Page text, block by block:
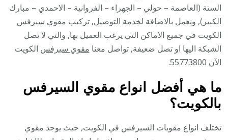
الستة (العاصمة – حولي – الجهراء – الفروانية – الاحمدي – مبارك
الكبير), ونعمل بالاضافة لخدمة التوصيل, تركيب مقوي سيرفس
الكويت في جميع الاماكن التي يرغب العميل بها, والتي لا تصل
الشبكة اليها او تصل ضعيفة, تواصل معنا مقوي سيرفس الكويت
الآن 55773800.
ما هي أفضل انواع مقوي السيرفس
بالكويت؟
تختلف انواع مقويات السيرفس في الكويت, حيث يوجد مقوي